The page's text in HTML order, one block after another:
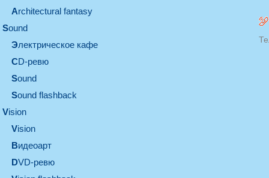
architectural fantasy
sound
электрическое кафе
CD-ревю
sound
Sound flashback
vision
vision
видеоарт
DVD-ревю